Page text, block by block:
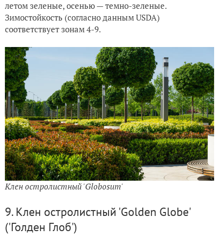
летом зеленые, осенью — темно-зеленые.
Зимостойкость (согласно данным USDA)
соответствует зонам 4-9.
Клен остролистный 'Globosum'
9. Клен остролистный 'Golden Globe'
('Голден Глоб')